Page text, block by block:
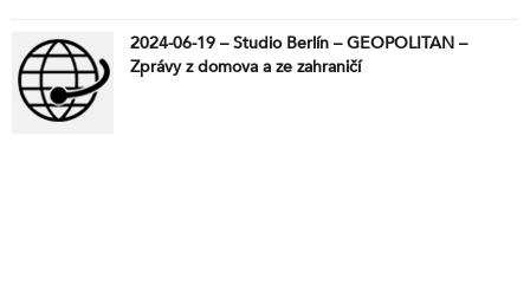
2024-06-19 – Studio Berlín – GEOPOLITAN –
Zprávy z domova a ze zahraničí